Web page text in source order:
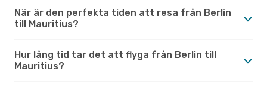
När är den perfekta tiden att resa från Berlin
till Mauritius?
Hur lång tid tar det att flyga från Berlin till
Mauritius?